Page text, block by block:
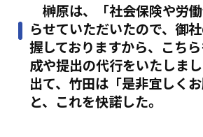
榊原は、「社会保険や労
らせていただいたので、御
握しておりますから、こち
成や提出の代行をいたしま
出て、竹田は「是非宜しくお
と、これを快諾した。